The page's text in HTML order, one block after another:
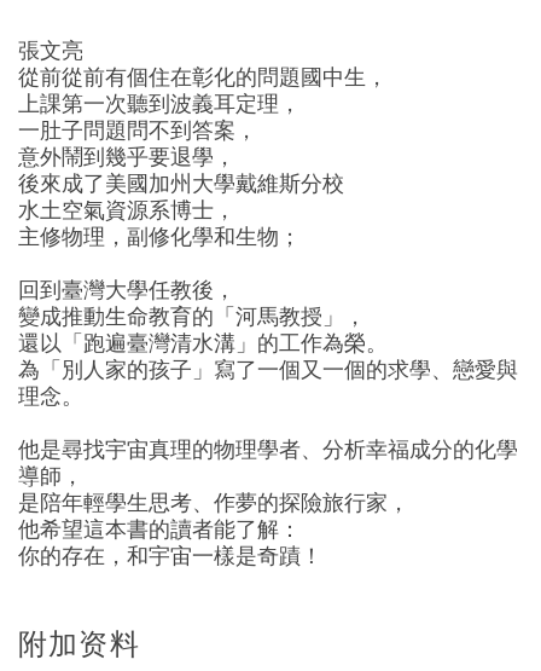
張文亮
從前從前有個住在彰化的問題國中生，
上課第一次聽到波義耳定理，
一肚子問題問不到答案，
意外鬧到幾乎要退學，
後來成了美國加州大學戴維斯分校
水土空氣資源系博士，
主修物理，副修化學和生物；
回到臺灣大學任教後，
變成推動生命教育的「河馬教授」，
還以「跑遍臺灣清水溝」的工作為榮。
為「別人家的孩子」寫了一個又一個的求學、戀愛與
理念。
他是尋找宇宙真理的物理學者、分析幸福成分的化學
導師，
是陪年輕學生思考、作夢的探險旅行家，
他希望這本書的讀者能了解：
你的存在，和宇宙一樣是奇蹟！
附加资料